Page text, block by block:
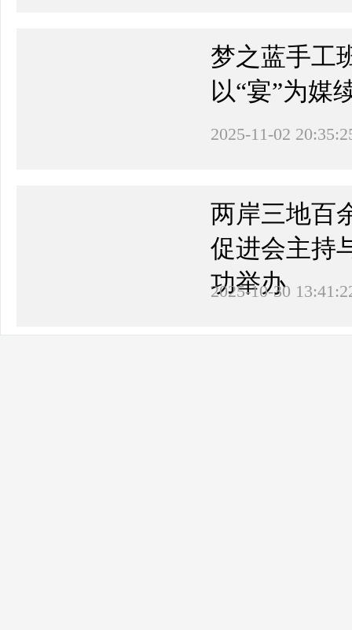
梦之蓝手工
以“宴”为媒
2025-11-02
两岸三地百
促进会主持
功举办
2025-10-30